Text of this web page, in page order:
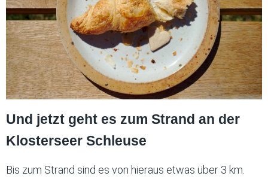
Und jetzt geht es zum Strand an der
Klosterseer Schleuse
Bis zum Strand sind es von hieraus etwas über 3 km.